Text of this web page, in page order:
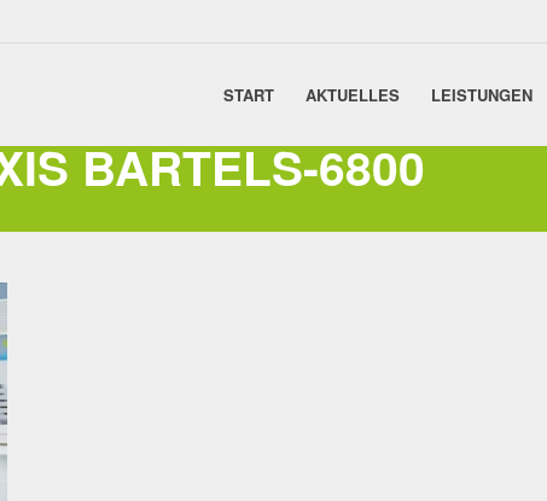
START AKTUELLES LEISTUNGEN
BARTELS-6800